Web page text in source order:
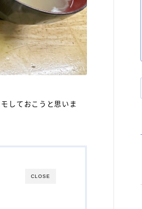
しておこうと思いま
CLOSE